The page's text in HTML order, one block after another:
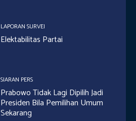
LAPORAN SURVEI
Elektabilitas Partai
SIARAN PERS
Prabowo Tidak Lagi Dipilih Jadi
Presiden Bila Pemilihan Umum
Sekarang